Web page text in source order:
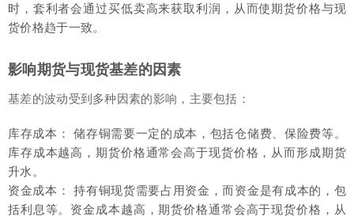
时，套利者会通过买低卖高来获取利润，从而使期货价格与现
货价格趋于一致。
影响期货与现货基差的因素
基差的波动受到多种因素的影响，主要包括：
库存成本： 储存铜需要一定的成本，包括仓储费、保险费等。
库存成本越高，期货价格通常会高于现货价格，从而形成期货
升水。
资金成本： 持有铜现货需要占用资金，而资金是有成本的，包
括利息等。资金成本越高，期货价格通常会高于现货价格，从